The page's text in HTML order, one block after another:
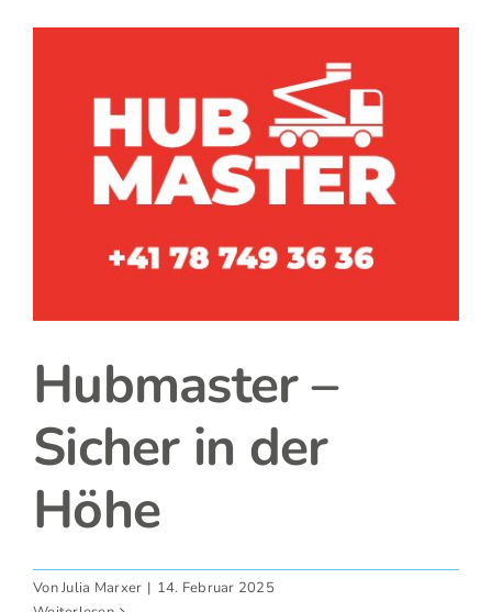
Hubmaster –
Sicher in der
Höhe
VonJulia Marxer | 14. Februar 2025